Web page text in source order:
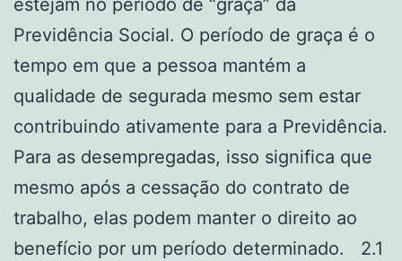
estejam no período de “graça” da
Previdência Social. O período de graça é o
tempo em que a pessoa mantém a
qualidade de segurada mesmo sem estar
contribuindo ativamente para a Previdência.
Para as desempregadas, isso significa que
mesmo após a cessação do contrato de
trabalho, elas podem manter o direito ao
benefício por um período determinado. 2.1